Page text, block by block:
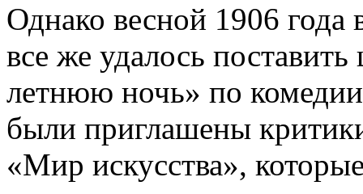
Однако весной 1906 года
все же удалось
летнюю ночь» по
были приглашены
«Мир искусства»,